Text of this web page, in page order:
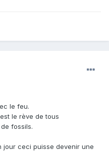
le feu.
le rève de tous
fossils.
ceci puisse devenir une